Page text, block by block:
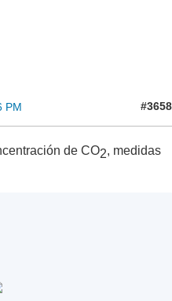
PM #3658
de CO2, medidas